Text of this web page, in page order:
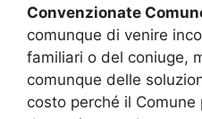
Convenzionate
comunque di venire
familiari o del coniuge,
comunque delle
costo perché il